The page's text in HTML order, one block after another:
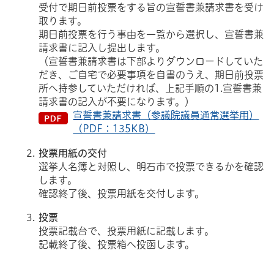
受付で期日前投票をする旨の宣誓書兼請求書を受け
取ります。
期日前投票を行う事由を一覧から選択し、宣誓書兼
請求書に記入し提出します。
（宣誓書兼請求書は下部よりダウンロードしていた
だき、ご自宅で必要事項を自書のうえ、期日前投票
所へ持参していただければ、上記手順の1.宣誓書兼
請求書の記入が不要になります。）
宣誓書兼請求書（参議院議員通常選挙用）
（PDF：135KB）
投票用紙の交付
選挙人名簿と対照し、明石市で投票できるかを確認
します。
確認終了後、投票用紙を交付します。
投票
投票記載台で、投票用紙に記載します。
記載終了後、投票箱へ投函します。